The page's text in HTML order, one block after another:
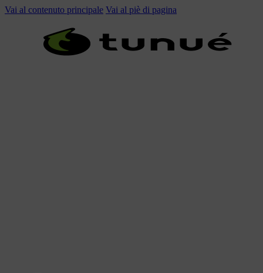
Vai al contenuto principale Vai al piè di pagina